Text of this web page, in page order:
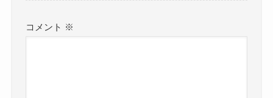
コメント ※